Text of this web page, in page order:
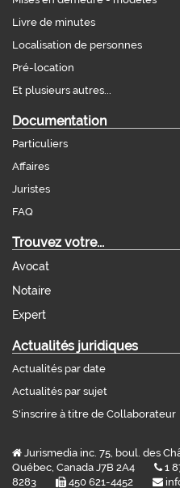
Livre de minutes
Localisation de personnes
Pré-location
Et plusieurs autres...
Documentation
Particuliers
Affaires
Juristes
FAQ
Trouvez votre...
Avocat
Notaire
Expert
Actualités juridiques
Actualités par date
Actualités par sujet
S'inscrire à titre de Collaborateur
Jurismedia inc. 75, boul. des
Québec, Canada J7B 2A4
1
8283
450 621-4452